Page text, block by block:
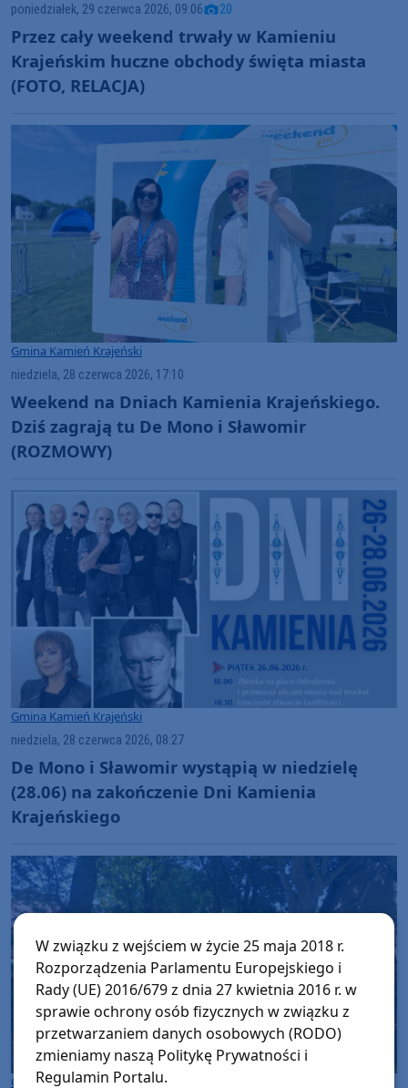
poniedziałek, 29 czerwca 2026, 09:06 20
Przez cały weekend trwały w Kamieniu
Krajeńskim huczne obchody święta miasta
(FOTO, RELACJA)
Gmina Kamień Krajeński
niedziela, 28 czerwca 2026, 17:10
Weekend na Dniach Kamienia Krajeńskiego.
Dziś zagrają tu De Mono i Sławomir
(ROZMOWY)
Gmina Kamień Krajeński
niedziela, 28 czerwca 2026, 08:27
De Mono i Sławomir wystąpią w niedzielę
(28.06) na zakończenie Dni Kamienia
Krajeńskiego
Gmina Kamień Krajeński
W związku z wejściem w życie 25 maja 2018 r.
Rozporządzenia Parlamentu Europejskiego i
Rady (UE) 2016/679 z dnia 27 kwietnia 2016 r. w
sprawie ochrony osób fizycznych w związku z
przetwarzaniem danych osobowych (RODO)
zmieniamy naszą Politykę Prywatności i
Regulamin Portalu.